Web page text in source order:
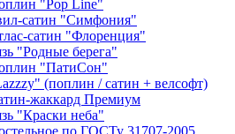
"Pop Line"
сатин "Симфония"
сатин "Флоренция"
"Родные берега"
"ПатиСон"
(поплин / сатин + велсофт)
жаккард Премиум
"Краски неба"
по ГОСТу 31707-2005